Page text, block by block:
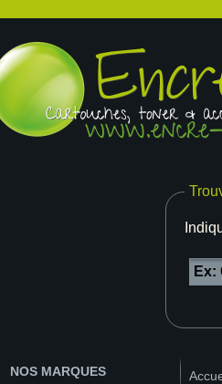
NOS MARQUES